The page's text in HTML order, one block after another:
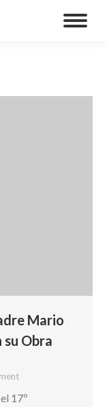
Mario
Obra
17º